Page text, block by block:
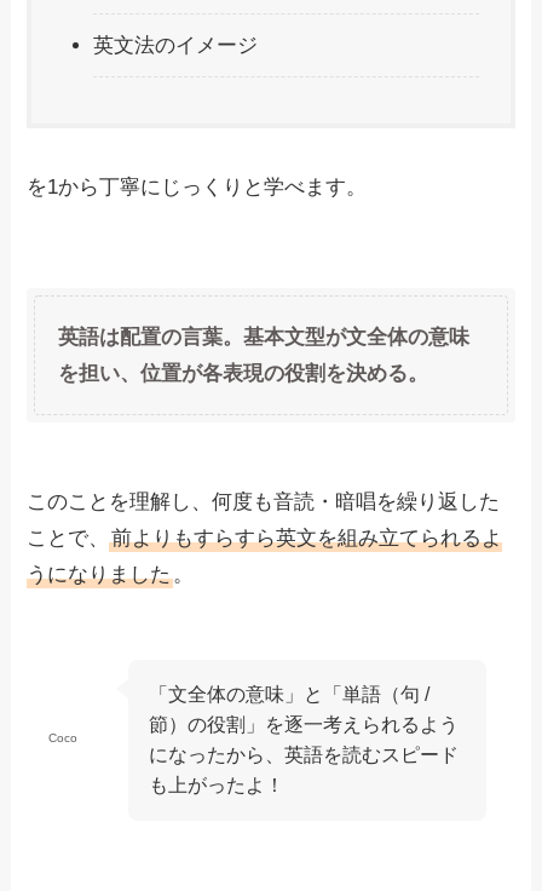
英文法のイメージ
を1から丁寧にじっくりと学べます。
英語は配置の言葉。基本文型が文全体の意味
を担い、位置が各表現の役割を決める。
このことを理解し、何度も音読・暗唱を繰り返した
ことで、前よりもすらすら英文を組み立てられるよ
うになりました。
Coco
「文全体の意味」と「単語（句 /
節）の役割」を逐一考えられるよう
になったから、英語を読むスピード
も上がったよ！